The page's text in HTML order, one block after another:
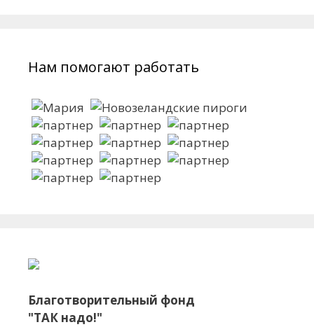
Нам помогают работать
Благотворительный фонд
"ТАК надо!"